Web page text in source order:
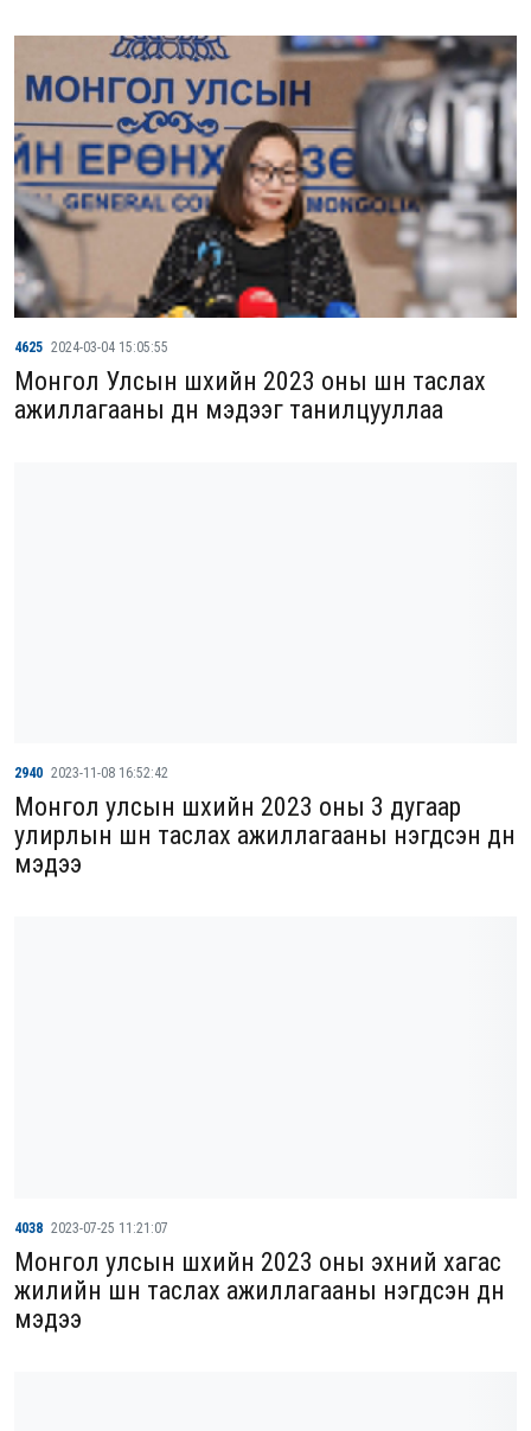
4625 2024-03-04 15:05:55
Монгол Улсын шүүхийн 2023 оны шүүн таслах
ажиллагааны дүн мэдээг танилцууллаа
2940 2023-11-08 16:52:42
Монгол улсын шүүхийн 2023 оны 3 дугаар
улирлын шүүн таслах ажиллагааны нэгдсэн дүн
мэдээ
4038 2023-07-25 11:21:07
Монгол улсын шүүхийн 2023 оны эхний хагас
жилийн шүүн таслах ажиллагааны нэгдсэн дүн
мэдээ